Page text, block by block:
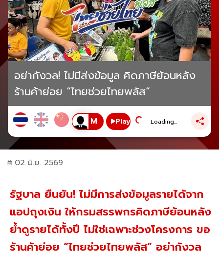
อย่ากังวล! ไม่มีส่งข้อมูล คิดภาษีย้อนหลัง
ร้านค้าย่อย “ไทยช่วยไทยพลัส“
Play Loading...
02 มิ.ย. 2569
รัฐบาล ยืนยัน! ไม่มีการส่งข้อมูลรายได้จาก
แอปถุงเงิน ให้กรมสรรพกรคิดภาษีย้อนหลัง
ย้ำดูรายได้ทั้งปี ไม่ใช่เฉพาะช่วงโครงการ ขอ
ร้านค้าย่อย “ไทยช่วยไทยพลัส” อย่ากังวล